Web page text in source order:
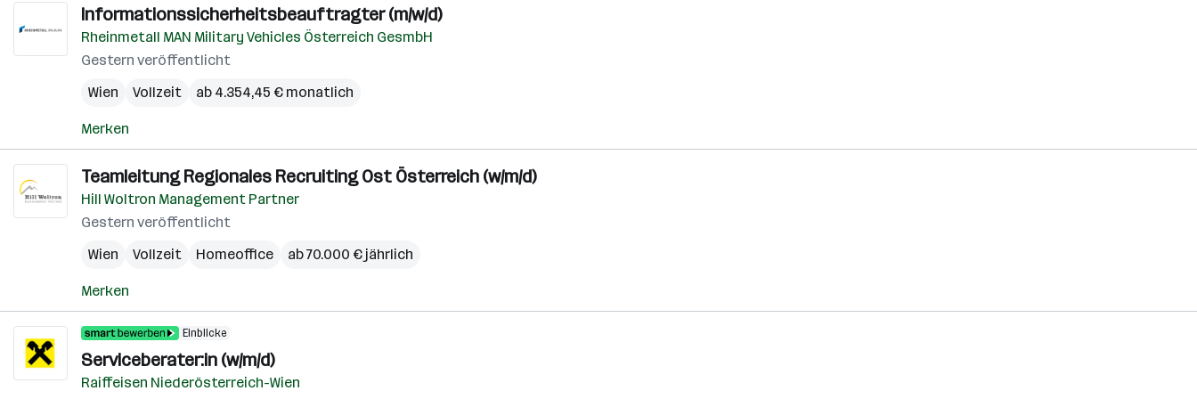
Informationssicherheitsbeauftragter (m/w/d)
Rheinmetall MAN Military Vehicles Österreich GesmbH
Gestern veröffentlicht
Wien
Vollzeit ab 4.354,45 € monatlich
Merken
Teamleitung Regionales Recruiting Ost Österreich (w/m/d)
Hill Woltron Management Partner
Gestern veröffentlicht
Wien
Vollzeit Homeoffice ab 70.000 € jährlich
Merken
Einblicke
Serviceberater:in (w/m/d)
Raiffeisen Niederösterreich-Wien